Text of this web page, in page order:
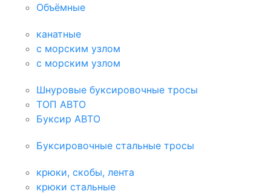
Объёмные
канатные
с морским узлом
с морским узлом
Шнуровые буксировочные тросы
ТОП АВТО
Буксир АВТО
Буксировочные стальные тросы
крюки, скобы, лента
крюки стальные